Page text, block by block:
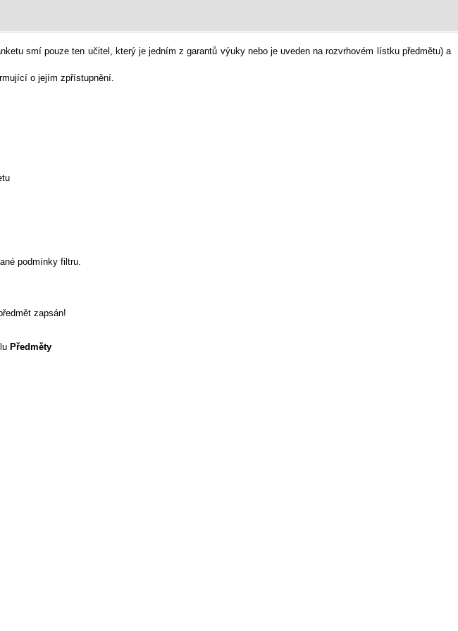
smí pouze ten učitel, který je jedním z garantů výuky nebo je uveden na rozvrhovém lístku předmětu) a
o jejím zpřístupnění.
podmínky filtru.
zapsán!
Předměty